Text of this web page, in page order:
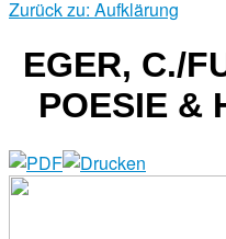
Zurück zu: Aufklärung
EGER, C./
POESIE &